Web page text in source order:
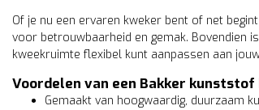
Of je nu een ervaren kweker bent of net
voor betrouwbaarheid en gemak. Bovendien
kweekruimte flexibel kunt aanpassen aan
Voordelen van een Bakker kunststof
Gemaakt van hoogwaardig, duurzaam